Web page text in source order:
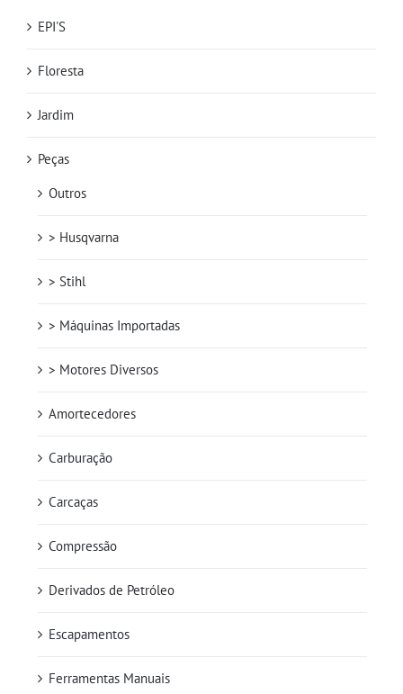
EPI'S
Floresta
Jardim
Peças
Outros
> Husqvarna
> Stihl
> Máquinas Importadas
> Motores Diversos
Amortecedores
Carburação
Carcaças
Compressão
Derivados de Petróleo
Escapamentos
Ferramentas Manuais